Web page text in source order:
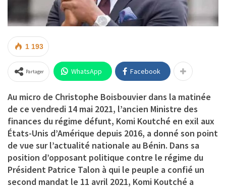
1 193
Partager WhatsApp Facebook
Au micro de Christophe Boisbouvier dans la matinée
de ce vendredi 14 mai 2021, l’ancien Ministre des
finances du régime défunt, Komi Koutché en exil aux
États-Unis d’Amérique depuis 2016, a donné son point
de vue sur l’actualité nationale au Bénin. Dans sa
position d’opposant politique contre le régime du
Président Patrice Talon à qui le peuple a confié un
second mandat le 11 avril 2021, Komi Koutché a